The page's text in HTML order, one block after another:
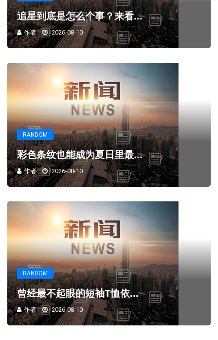
追星到底是怎么个事？来看...
作者 2026-08-10
RANDOM
彩色条纹也能成为夏日里最...
作者 2026-08-10
RANDOM
曾经最不起眼的短袖T恤依...
作者 2026-08-10